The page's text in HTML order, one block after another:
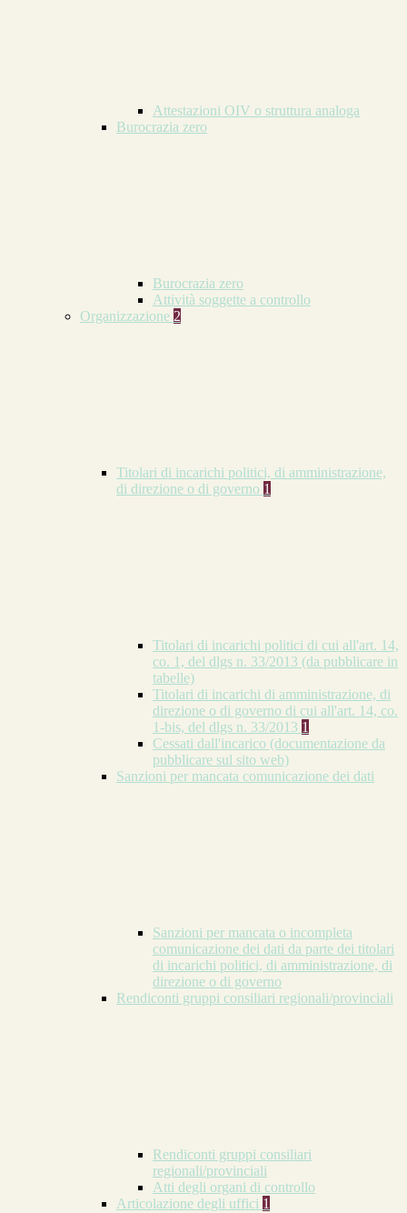
Attestazioni OIV o struttura analoga
Burocrazia zero
Burocrazia zero
Attività soggette a controllo
Organizzazione 2
Titolari di incarichi politici, di amministrazione,
di direzione o di governo 1
Titolari di incarichi politici di cui all'art. 14,
co. 1, del dlgs n. 33/2013 (da pubblicare in
tabelle)
Titolari di incarichi di amministrazione, di
direzione o di governo di cui all'art. 14, co.
1-bis, del dlgs n. 33/2013 1
Cessati dall'incarico (documentazione da
pubblicare sul sito web)
Sanzioni per mancata comunicazione dei dati
Sanzioni per mancata o incompleta
comunicazione dei dati da parte dei titolari
di incarichi politici, di amministrazione, di
direzione o di governo
Rendiconti gruppi consiliari regionali/provinciali
Rendiconti gruppi consiliari
regionali/provinciali
Atti degli organi di controllo
Articolazione degli uffici 1